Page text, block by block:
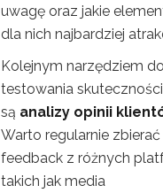
uwagę oraz jakie
dla nich najbardziej
Kolejnym narzędziem do
testowania
są analizy opinii
Warto regularnie zbierać
feedback z różnych
takich jak media